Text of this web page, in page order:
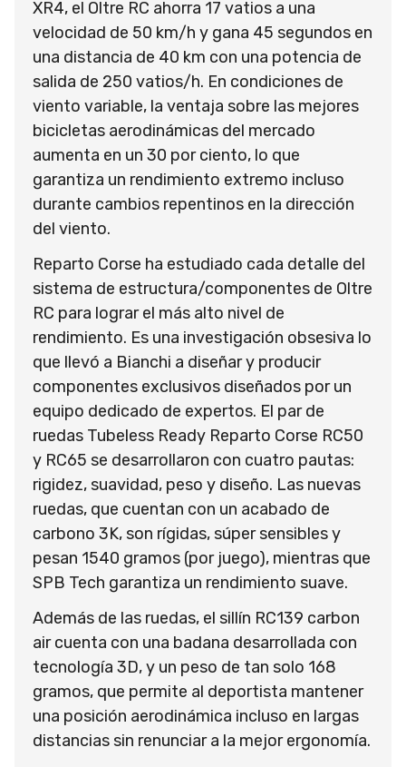
XR4, el Oltre RC ahorra 17 vatios a una
velocidad de 50 km/h y gana 45 segundos en
una distancia de 40 km con una potencia de
salida de 250 vatios/h. En condiciones de
viento variable, la ventaja sobre las mejores
bicicletas aerodinámicas del mercado
aumenta en un 30 por ciento, lo que
garantiza un rendimiento extremo incluso
durante cambios repentinos en la dirección
del viento.
Reparto Corse ha estudiado cada detalle del
sistema de estructura/componentes de Oltre
RC para lograr el más alto nivel de
rendimiento. Es una investigación obsesiva lo
que llevó a Bianchi a diseñar y producir
componentes exclusivos diseñados por un
equipo dedicado de expertos. El par de
ruedas Tubeless Ready Reparto Corse RC50
y RC65 se desarrollaron con cuatro pautas:
rigidez, suavidad, peso y diseño. Las nuevas
ruedas, que cuentan con un acabado de
carbono 3K, son rígidas, súper sensibles y
pesan 1540 gramos (por juego), mientras que
SPB Tech garantiza un rendimiento suave.
Además de las ruedas, el sillín RC139 carbon
air cuenta con una badana desarrollada con
tecnología 3D, y un peso de tan solo 168
gramos, que permite al deportista mantener
una posición aerodinámica incluso en largas
distancias sin renunciar a la mejor ergonomía.